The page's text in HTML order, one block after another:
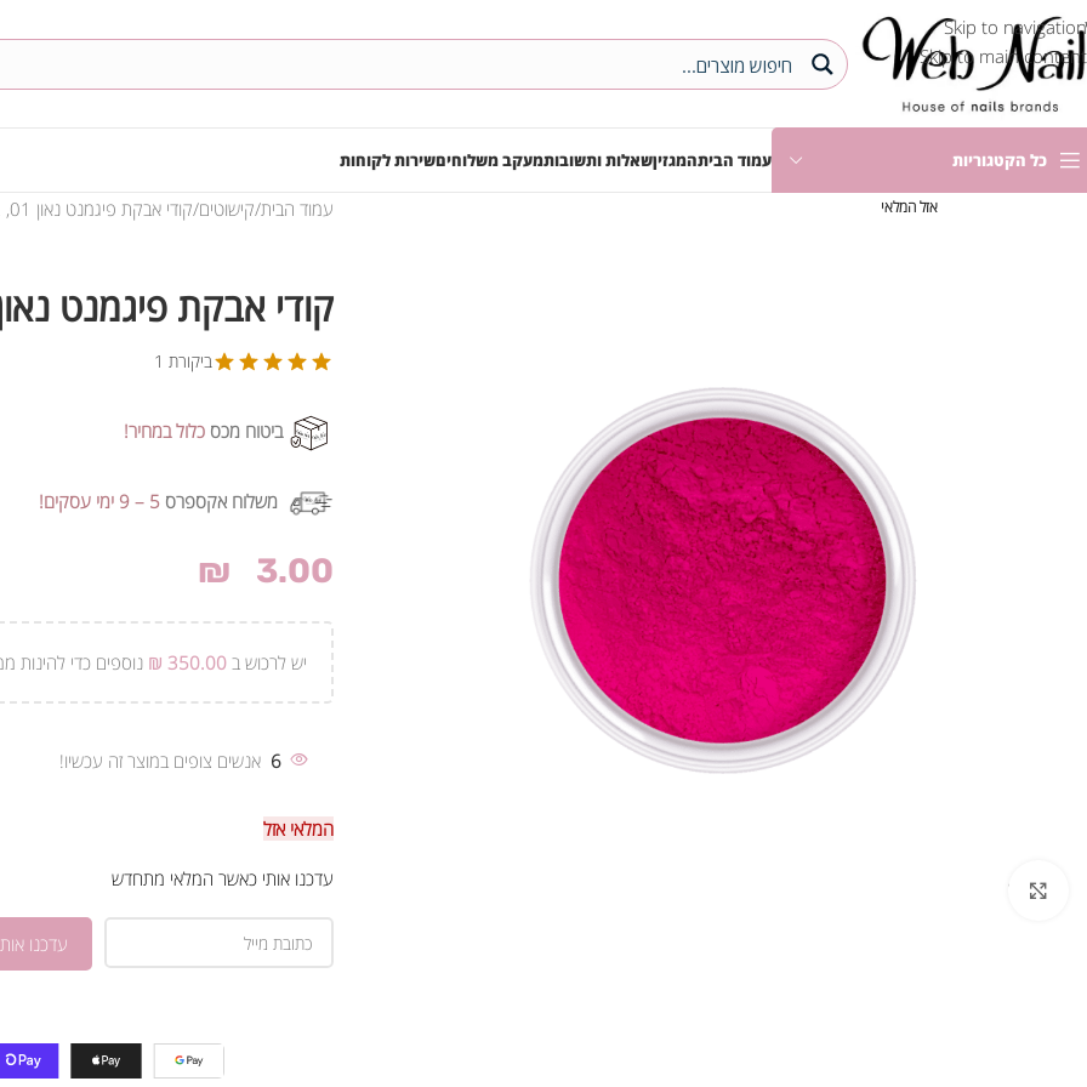
Skip to navigation
Skip to main content
כל הקטגוריות עמוד הביתהמגזיןשאלות ותשובותמעקב משלוחיםשירות לקוחות
אזל המלאי עמוד הבית קישוטים קודי אבקת פיגמנט נאון 01, 2 גרם
קודי אבקת פיגמנט נאון 01, 2
ביקורת 1
ביטוח מכס כלול במחיר!
משלוח אקספרס 5 – 9 ימי עסקים!
₪ 3.00
יש לרכוש ב ₪ 350.00 נוספים כדי להינות
6 אנשים צופים במוצר זה עכשיו!
המלאי אזל
עדכנו אותי כאשר המלאי מתחדש